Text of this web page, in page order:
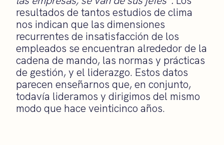
resultados de tantos estudios de clima
nos indican que las dimensiones
recurrentes de insatisfacción de los
empleados se encuentran alrededor de la
cadena de mando, las normas y prácticas
de gestión, y el liderazgo. Estos datos
parecen enseñarnos que, en conjunto,
todavía lideramos y dirigimos del mismo
modo que hace veinticinco años.